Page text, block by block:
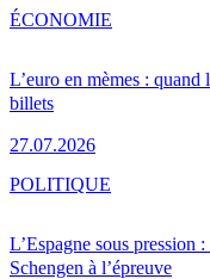
L’euro en mèmes :
billets
27.07.2026
ÉCONOMIE
L’Espagne sous pression
Schengen à l’épreuve
POLITIQUE